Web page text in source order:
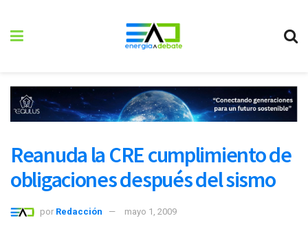
Reanuda la CRE cumplimiento de
obligaciones después del sismo
por Redacción mayo 1, 2009